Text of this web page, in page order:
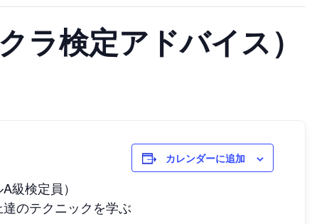
ラ検定アドバイス）
検定員）
テクニックを学ぶ
カレンダーに追加